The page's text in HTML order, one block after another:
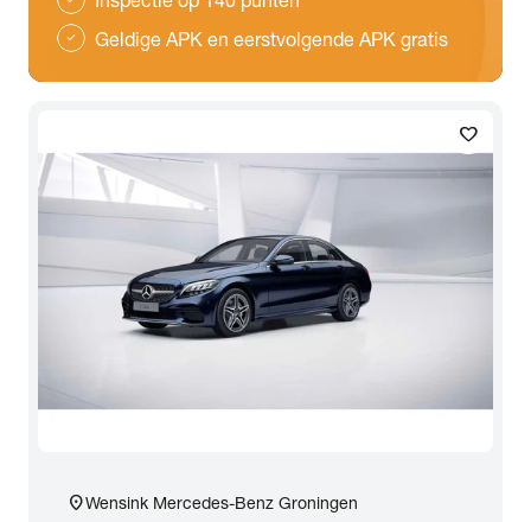
check Geldige APK en eerstvolgende APK gratis
favorite
location_onWensink Mercedes-Benz Groningen